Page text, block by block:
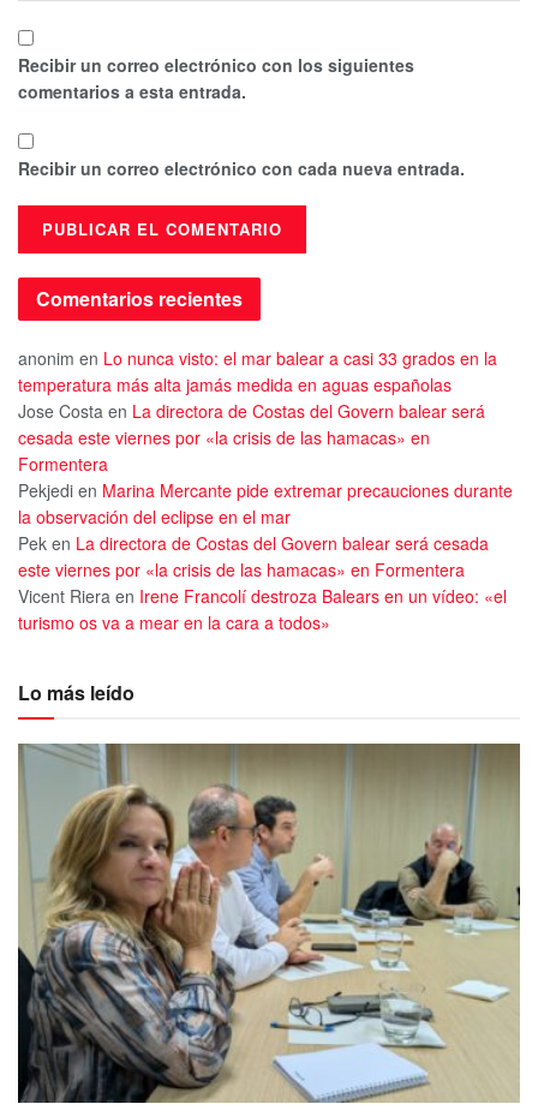
Recibir un correo electrónico con los siguientes
comentarios a esta entrada.
Recibir un correo electrónico con cada nueva entrada.
Comentarios recientes
anonim en Lo nunca visto: el mar balear a casi 33 grados en la
temperatura más alta jamás medida en aguas españolas
Jose Costa en La directora de Costas del Govern balear será
cesada este viernes por «la crisis de las hamacas» en
Formentera
Pekjedi en Marina Mercante pide extremar precauciones durante
la observación del eclipse en el mar
Pek en La directora de Costas del Govern balear será cesada
este viernes por «la crisis de las hamacas» en Formentera
Vicent Riera en Irene Francolí destroza Balears en un vídeo: «el
turismo os va a mear en la cara a todos»
Lo más leído